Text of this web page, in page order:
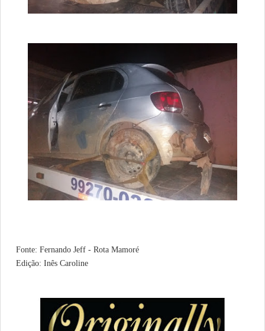
Fonte: Fernando Jeff - Rota Mamoré
Edição: Inês Caroline